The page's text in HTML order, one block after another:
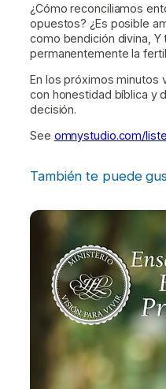
¿Cómo reconciliamos
opuestos? ¿Es posible
como bendición divina,
permanentemente la
En los próximos minutos
con honestidad bíblica y
decisión.
See omnystudio.com/
También te puede